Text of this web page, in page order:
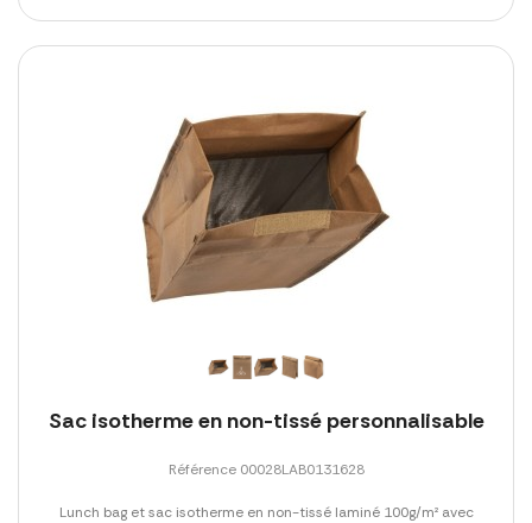
Sac isotherme en non-tissé personnalisable
Référence 00028LAB0131628
Lunch bag et sac isotherme en non-tissé laminé 100g/m² avec